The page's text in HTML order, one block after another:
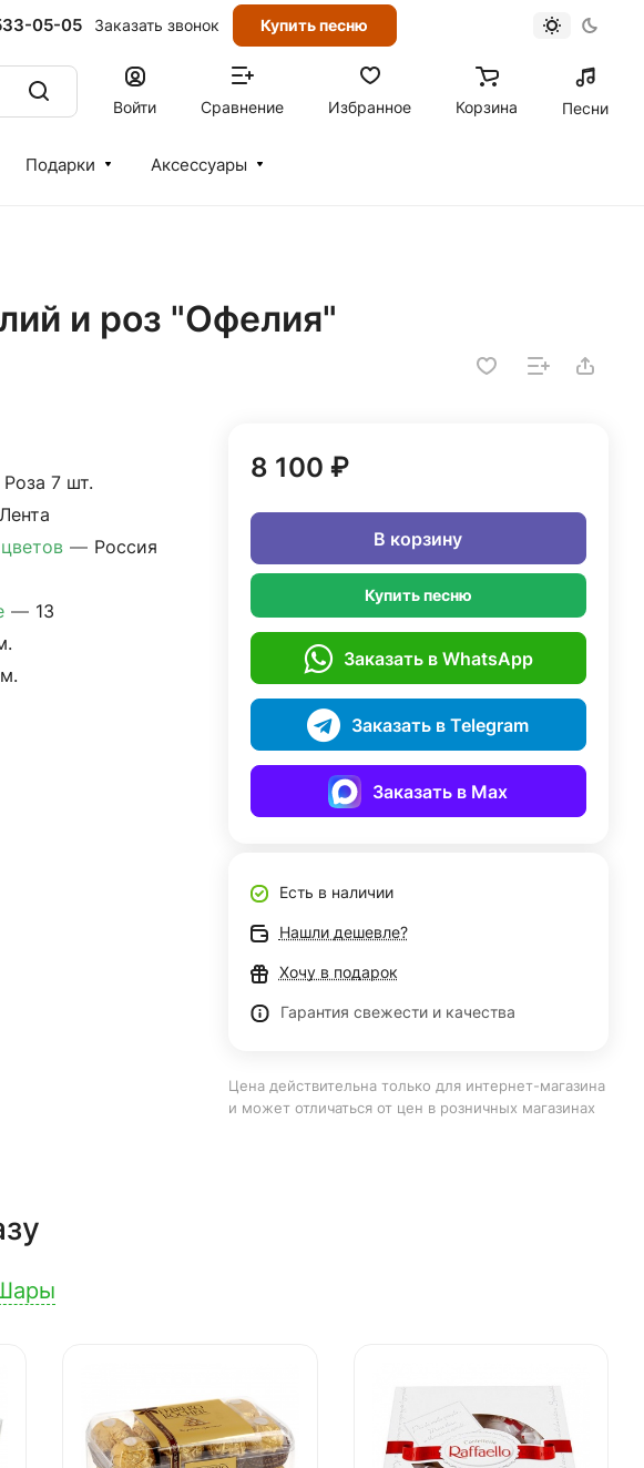
05-05 Заказать звонок Купить песню
Войти Сравнение Избранное Корзина Песни
Подарки Аксессуары
и роз "Офелия"
7 шт.
— Россия
— 13
8 100 ₽
В корзину
Купить песню
Заказать в WhatsApp
Заказать в Telegram
Заказать в Max
Есть в наличии
Нашли дешевле?
Хочу в подарок
Гарантия свежести и качества
Цена действительна только для интернет-магазина
и может отличаться от цен в розничных магазинах